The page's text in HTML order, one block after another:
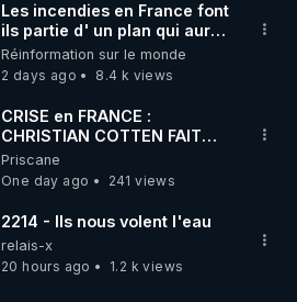
Les incendies en France font
ils partie d' un plan qui aurait
débuté le 11 septembre 2001
?
Réinformation sur le monde
2 days ago
8.4 k views
CRISE en FRANCE :
CHRISTIAN COTTEN FAIT
une étrange découverte
Priscane
One day ago
241 views
2214 - Ils nous volent l'eau
relais-x
20 hours ago
1.2 k views